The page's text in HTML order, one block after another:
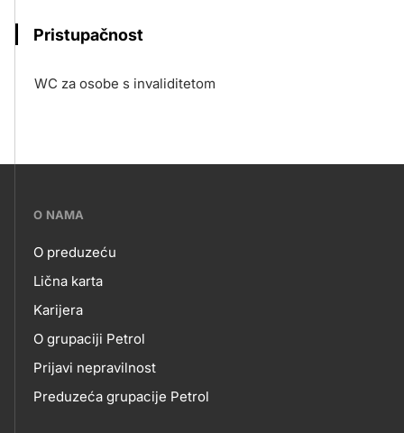
Pristupačnost
WC za osobe s invaliditetom
???
skupno.footer-
title???
O NAMA
O
NAMA
O preduzeću
Lična karta
Karijera
O grupaciji Petrol
Prijavi nepravilnost
Preduzeća grupacije Petrol